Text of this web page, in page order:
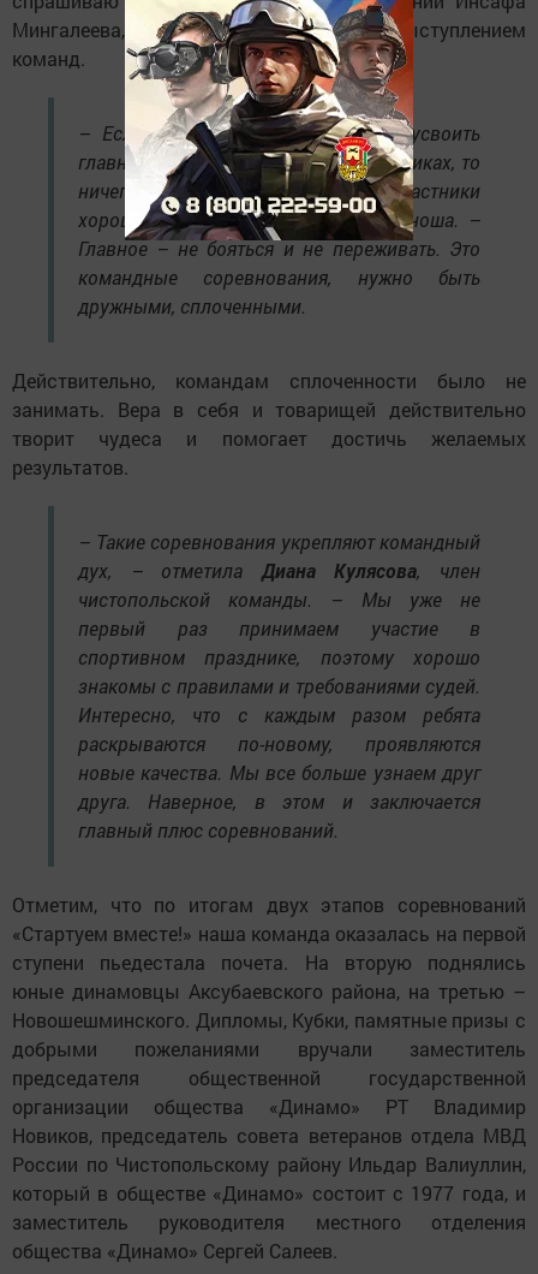
Мингалее­ва, строго следящего за выступлением
команд.
– Если серьезно подготовиться и усвоить
главные азы плавания в разных техниках, то
ничего сложного нет. Здесь все участники
хорошо подготовлены, – отметил юноша. –
Главное – не бояться и не переживать. Это
командные соревнования, нужно быть
дружными, сплоченными.
Действительно, командам сплоченности было не
занимать. Вера в себя и товарищей действительно
творит чудеса и помогает достичь желаемых
результатов.
– Такие соревнования укрепляют­ командный
дух, – отметила Диана Кулясова, член
чистопольской команды. – Мы уже не
первый раз принимаем участие в
спортивном празднике, поэтому хорошо
знакомы с правилами и требованиями судей.
Интересно, что с каждым разом ребята
раскрываются по-новому, проявляют­ся
новые качества. Мы все больше узнаем­ друг
друга. Наверное, в этом и заключает­ся
главный плюс соревнований.
Отметим, что по итогам двух этапов соревнований
«Стартуем вместе!» наша команда оказалась на первой
ступени пьедестала почета. На вторую поднялись
юные динамовцы Аксубаевского района, на третью­ –
Новошешминского. Дипломы, Кубки, памятные призы с
добрыми пожеланиями вручали заместитель
председателя общественной государственной
организации общества «Динамо» РТ Владимир
Новиков, председатель совета ветеранов отдела МВД
России по Чистопольскому райо­ну Ильдар Валиуллин,
который в обществе «Динамо» состоит с 1977 года, и
заместитель руководителя местного отделения
общества «Динамо» Сергей Салеев.